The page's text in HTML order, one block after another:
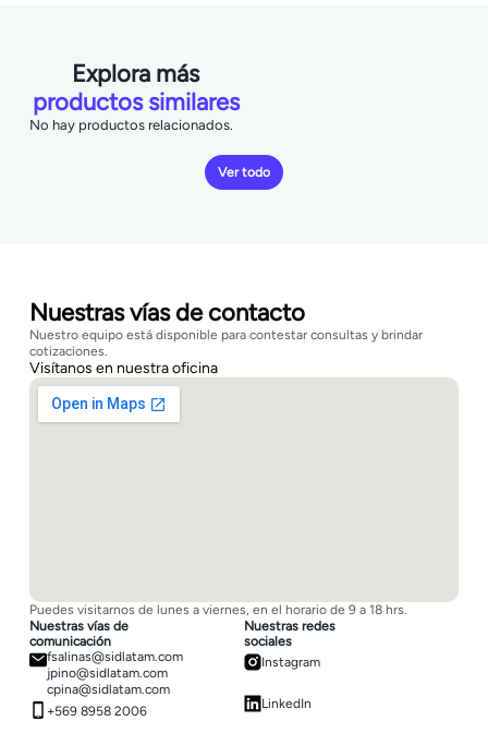
Explora más
productos similares
No hay productos relacionados.
Ver todo
Nuestras vías de contacto
Nuestro equipo está disponible para contestar consultas y brindar
cotizaciones.
Visítanos en nuestra oficina
Puedes visitarnos de lunes a viernes, en el horario de 9 a 18 hrs.
Nuestras vías de
comunicación
fsalinas@sidlatam.com
jpino@sidlatam.com
cpina@sidlatam.com
+569 8958 2006
Nuestras redes
sociales
Instagram
LinkedIn